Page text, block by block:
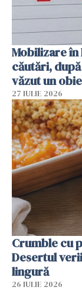
Mobilizare
căutări, după
văzut un
27 IULIE 2026
Crumble cu
Desertul
lingură
26 IULIE 2026